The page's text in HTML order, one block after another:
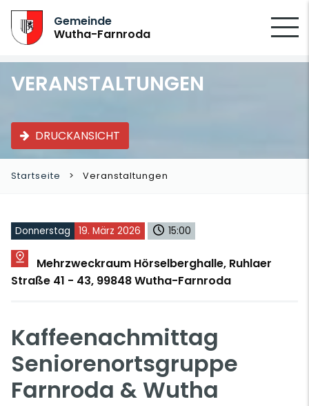
Gemeinde
Wutha-Farnroda
VERANSTALTUNGEN
DRUCKANSICHT
Startseite Veranstaltungen
Donnerstag 19. März 2026 15:00
Mehrzweckraum Hörselberghalle, Ruhlaer
Straße 41 - 43, 99848 Wutha-Farnroda
Kaffeenachmittag
Seniorenortsgruppe
Farnroda & Wutha